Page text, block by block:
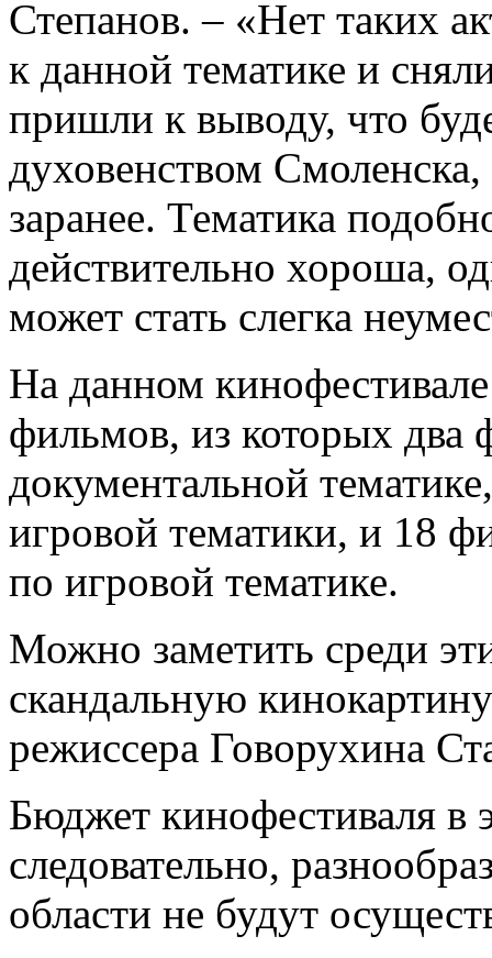
Степанов. – «Нет таких
к данной тематике и
пришли к выводу, что
духовенством
заранее. Тематика
действительно хороша,
может стать слегка
На данном
фильмов, из которых два
документальной
игровой тематики, и 18
по игровой тематике.
Можно заметить среди
скандальную
режиссера Говорухина
Бюджет кинофестиваля в
следовательно,
области не будут